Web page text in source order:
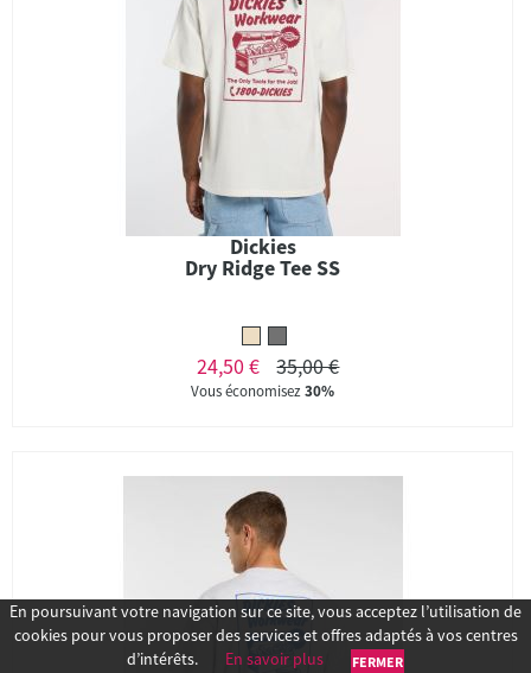
Dickies
Dry Ridge Tee SS
24,50 € 35,00 €
Vous économisez30%
En poursuivant votre navigation sur ce site, vous acceptez l’utilisation de
cookies pour vous proposer des services et offres adaptés à vos centres
d’intérêts.
En savoir plus FERMER